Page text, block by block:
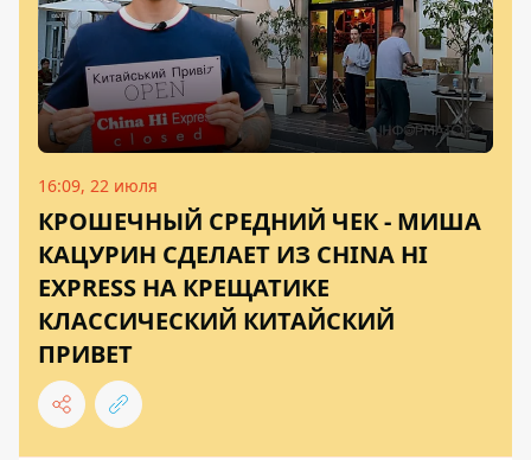
16:09, 22 июля
КРОШЕЧНЫЙ СРЕДНИЙ ЧЕК - МИША
КАЦУРИН СДЕЛАЕТ ИЗ CHINA HI
EXPRESS НА КРЕЩАТИКЕ
КЛАССИЧЕСКИЙ КИТАЙСКИЙ
ПРИВЕТ